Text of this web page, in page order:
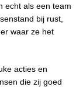
echt als een team
bij rust,
waar ze het
acties en
die zij goed